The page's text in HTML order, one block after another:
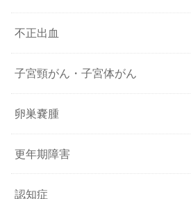
不正出血
子宮頸がん・子宮体がん
卵巣嚢腫
更年期障害
認知症